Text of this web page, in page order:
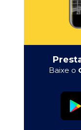
Baixe o